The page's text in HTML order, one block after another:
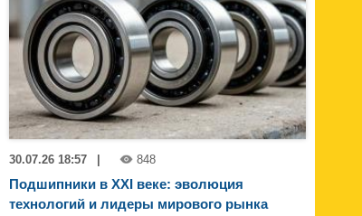
30.07.26 18:57 848
Подшипники в XXI веке: эволюция
технологий и лидеры мирового рынка